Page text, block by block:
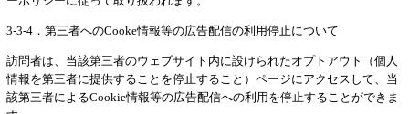
3-3-4．第三者へのCooke情報等の広告配信の利用停止について
訪問者は、当該第三者のウェブサイト内に設けられたオプトアウト（個人
情報を第三者に提供することを停止すること）ページにアクセスして、当
該第三者によるCookie情報等の広告配信への利用を停止することができま